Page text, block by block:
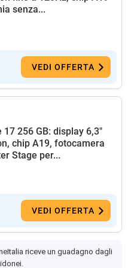
senza...
VEDI OFFERTA
17 256 GB: display 6,3"
chip A19, fotocamera
Stage per...
VEDI OFFERTA
riceve un guadagno dagli